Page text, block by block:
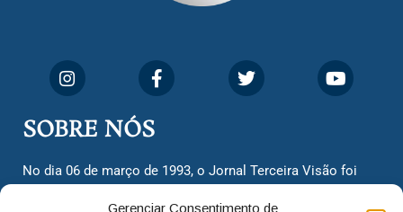
Gerenciar Consentimento de
SOBRE NÓS
No dia 06 de março de 1993, o Jornal Terceira Visão foi